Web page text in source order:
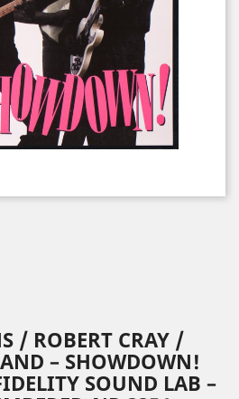
/ ROBERT CRAY /
‎– SHOWDOWN!
SOUND LAB ‎–